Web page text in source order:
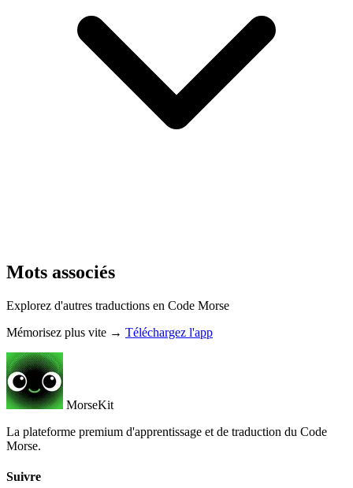
Mots associés
Explorez d'autres traductions en Code Morse
Mémorisez plus vite → Téléchargez l'app
MorseKit
La plateforme premium d'apprentissage et de traduction du Code
Morse.
Suivre